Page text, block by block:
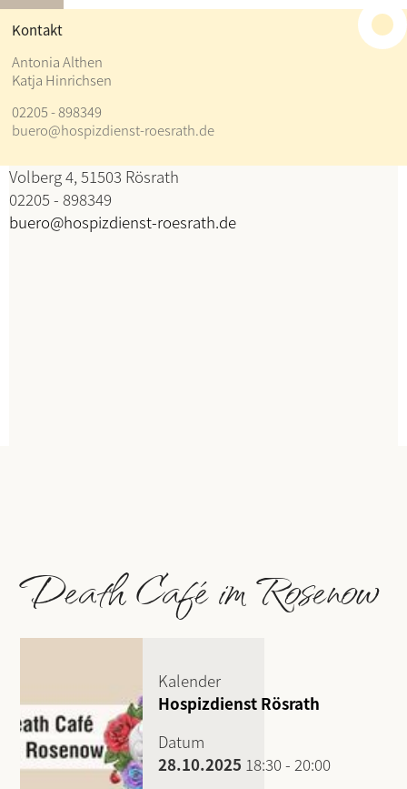
Kontakt
Antonia Althen
Katja Hinrichsen
02205 - 898349
buero@hospizdienst-roesrath.de
Kontakt
Antonia Althen
Katja Hinrichsen
Volberg 4, 51503 Rösrath
02205 - 898349
buero@hospizdienst-roesrath.de
Death Café im Rosenow
Kalender
Hospizdienst Rösrath
Datum
28.10.2025 18:30- 20:00
≡